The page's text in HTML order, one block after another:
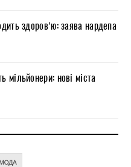
здоров’ю: заява нардепа
мільйонери: нові міста
МОДА